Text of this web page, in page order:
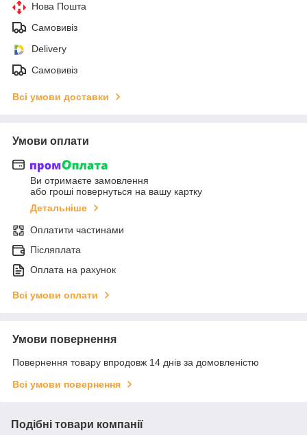
Нова Пошта
Самовивіз
Delivery
Самовивіз
Всі умови доставки
Умови оплати
Ви отримаєте замовлення
або гроші повернуться на вашу картку
Детальніше
Оплатити частинами
Післяплата
Оплата на рахунок
Всі умови оплати
Умови повернення
Повернення товару впродовж 14 днів за домовленістю
Всі умови повернення
Подібні товари компанії